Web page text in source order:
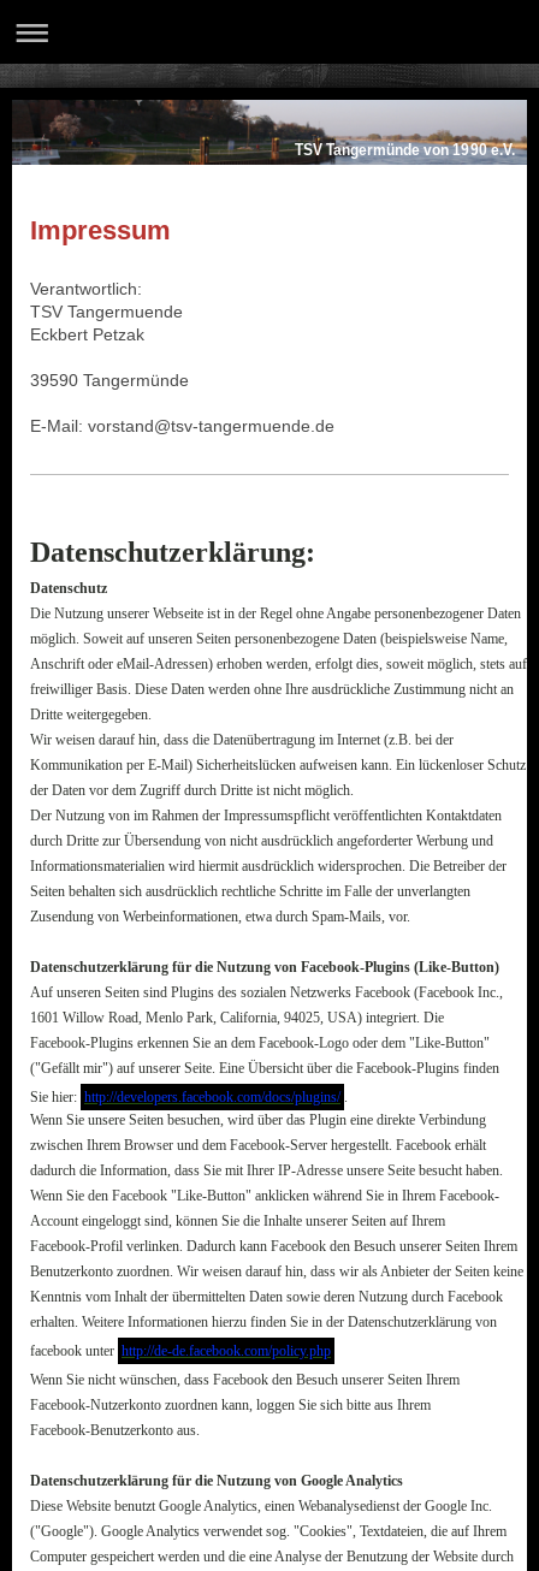
TSV Tangermünde von 1990 e.V.
Impressum
Verantwortlich:
TSV Tangermuende
Eckbert Petzak
39590 Tangermünde
E-Mail: vorstand@tsv-tangermuende.de
Datenschutzerklärung:
Datenschutz
Die Nutzung unserer Webseite ist in der Regel ohne Angabe personenbezogener Daten
möglich. Soweit auf unseren Seiten personenbezogene Daten (beispielsweise Name,
Anschrift oder eMail-Adressen) erhoben werden, erfolgt dies, soweit möglich, stets auf
freiwilliger Basis. Diese Daten werden ohne Ihre ausdrückliche Zustimmung nicht an
Dritte weitergegeben.
Wir weisen darauf hin, dass die Datenübertragung im Internet (z.B. bei der
Kommunikation per E-Mail) Sicherheitslücken aufweisen kann. Ein lückenloser Schutz
der Daten vor dem Zugriff durch Dritte ist nicht möglich.
Der Nutzung von im Rahmen der Impressumspflicht veröffentlichten Kontaktdaten
durch Dritte zur Übersendung von nicht ausdrücklich angeforderter Werbung und
Informationsmaterialien wird hiermit ausdrücklich widersprochen. Die Betreiber der
Seiten behalten sich ausdrücklich rechtliche Schritte im Falle der unverlangten
Zusendung von Werbeinformationen, etwa durch Spam-Mails, vor.
Datenschutzerklärung für die Nutzung von Facebook-Plugins (Like-Button)
Auf unseren Seiten sind Plugins des sozialen Netzwerks Facebook (Facebook Inc.,
1601 Willow Road, Menlo Park, California, 94025, USA) integriert. Die
Facebook-Plugins erkennen Sie an dem Facebook-Logo oder dem "Like-Button"
("Gefällt mir") auf unserer Seite. Eine Übersicht über die Facebook-Plugins finden
Sie hier: http://developers.facebook.com/docs/plugins/
Wenn Sie unsere Seiten besuchen, wird über das Plugin eine direkte Verbindung
zwischen Ihrem Browser und dem Facebook-Server hergestellt. Facebook erhält
dadurch die Information, dass Sie mit Ihrer IP-Adresse unsere Seite besucht haben.
Wenn Sie den Facebook "Like-Button" anklicken während Sie in Ihrem Facebook-
Account eingeloggt sind, können Sie die Inhalte unserer Seiten auf Ihrem
Facebook-Profil verlinken. Dadurch kann Facebook den Besuch unserer Seiten Ihrem
Benutzerkonto zuordnen. Wir weisen darauf hin, dass wir als Anbieter der Seiten keine
Kenntnis vom Inhalt der übermittelten Daten sowie deren Nutzung durch Facebook
erhalten. Weitere Informationen hierzu finden Sie in der Datenschutzerklärung von
facebook unter http://de-de.facebook.com/policy.php
Wenn Sie nicht wünschen, dass Facebook den Besuch unserer Seiten Ihrem
Facebook-Nutzerkonto zuordnen kann, loggen Sie sich bitte aus Ihrem
Facebook-Benutzerkonto aus.
Datenschutzerklärung für die Nutzung von Google Analytics
Diese Website benutzt Google Analytics, einen Webanalysedienst der Google Inc.
("Google"). Google Analytics verwendet sog. "Cookies", Textdateien, die auf Ihrem
Computer gespeichert werden und die eine Analyse der Benutzung der Website durch